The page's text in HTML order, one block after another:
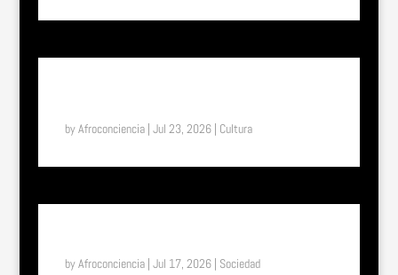
byAfroconciencia| Jul 23, 2026| Cultura
byAfroconciencia| Jul 17, 2026| Sociedad